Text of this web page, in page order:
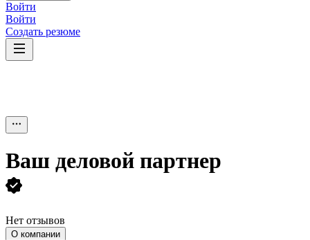
Войти
Войти
Создать резюме
Ваш деловой партнер
Нет отзывов
О компании